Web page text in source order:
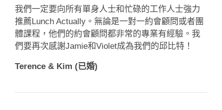
我們一定要向所有單身人士和忙碌的工作人士強力
推薦Lunch Actually。無論是一對一約會顧問或者團
體課程，他們的約會顧問都非常的專業有經驗。我
們要再次感謝Jamie和Violet成為我們的邱比特！
Terence & Kim (已婚)